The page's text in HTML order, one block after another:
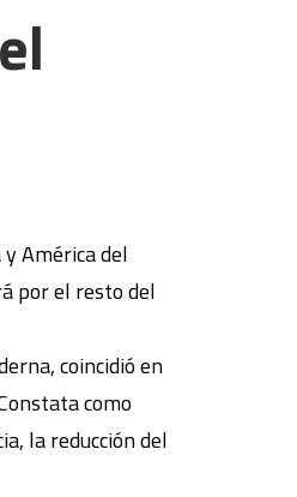
América del
por el resto del
coincidió en
como
la reducción del